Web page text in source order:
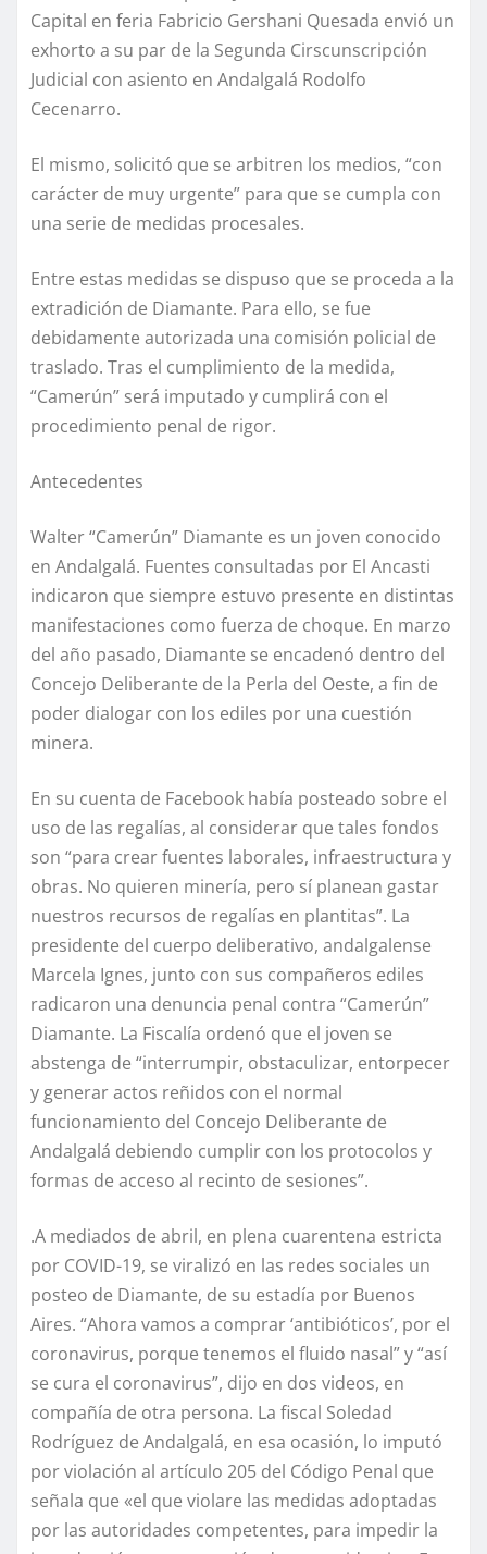
Capital en feria Fabricio Gershani Quesada envió un
exhorto a su par de la Segunda Cirscunscripción
Judicial con asiento en Andalgalá Rodolfo
Cecenarro.
El mismo, solicitó que se arbitren los medios, “con
carácter de muy urgente” para que se cumpla con
una serie de medidas procesales.
Entre estas medidas se dispuso que se proceda a la
extradición de Diamante. Para ello, se fue
debidamente autorizada una comisión policial de
traslado. Tras el cumplimiento de la medida,
“Camerún” será imputado y cumplirá con el
procedimiento penal de rigor.
Antecedentes
Walter “Camerún” Diamante es un joven conocido
en Andalgalá. Fuentes consultadas por El Ancasti
indicaron que siempre estuvo presente en distintas
manifestaciones como fuerza de choque. En marzo
del año pasado, Diamante se encadenó dentro del
Concejo Deliberante de la Perla del Oeste, a fin de
poder dialogar con los ediles por una cuestión
minera.
En su cuenta de Facebook había posteado sobre el
uso de las regalías, al considerar que tales fondos
son “para crear fuentes laborales, infraestructura y
obras. No quieren minería, pero sí planean gastar
nuestros recursos de regalías en plantitas”. La
presidente del cuerpo deliberativo, andalgalense
Marcela Ignes, junto con sus compañeros ediles
radicaron una denuncia penal contra “Camerún”
Diamante. La Fiscalía ordenó que el joven se
abstenga de “interrumpir, obstaculizar, entorpecer
y generar actos reñidos con el normal
funcionamiento del Concejo Deliberante de
Andalgalá debiendo cumplir con los protocolos y
formas de acceso al recinto de sesiones”.
.A mediados de abril, en plena cuarentena estricta
por COVID-19, se viralizó en las redes sociales un
posteo de Diamante, de su estadía por Buenos
Aires. “Ahora vamos a comprar ‘antibióticos’, por el
coronavirus, porque tenemos el fluido nasal” y “así
se cura el coronavirus”, dijo en dos videos, en
compañía de otra persona. La fiscal Soledad
Rodríguez de Andalgalá, en esa ocasión, lo imputó
por violación al artículo 205 del Código Penal que
señala que «el que violare las medidas adoptadas
por las autoridades competentes, para impedir la